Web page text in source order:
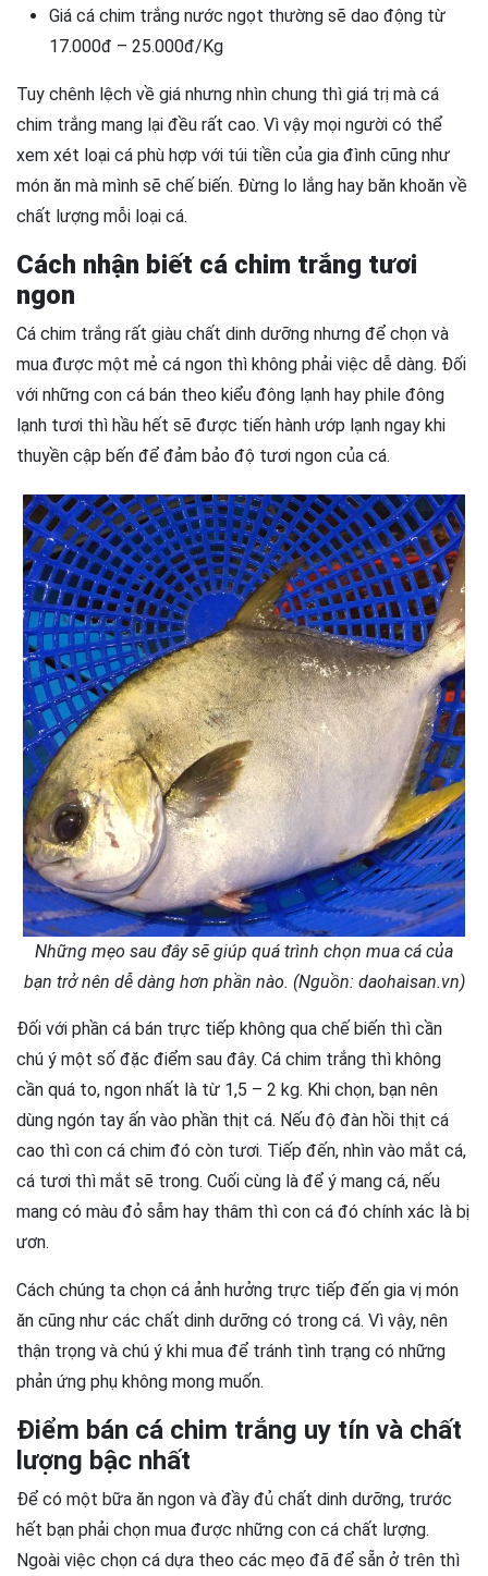
Giá cá chim trắng nước ngọt thường sẽ dao động từ
17.000đ – 25.000đ/Kg
Tuy chênh lệch về giá nhưng nhìn chung thì giá trị mà cá
chim trắng mang lại đều rất cao. Vì vậy mọi người có thể
xem xét loại cá phù hợp với túi tiền của gia đình cũng như
món ăn mà mình sẽ chế biến. Đừng lo lắng hay băn khoăn về
chất lượng mỗi loại cá.
Cách nhận biết cá chim trắng tươi
ngon
Cá chim trắng rất giàu chất dinh dưỡng nhưng để chọn và
mua được một mẻ cá ngon thì không phải việc dễ dàng. Đối
với những con cá bán theo kiểu đông lạnh hay phile đông
lạnh tươi thì hầu hết sẽ được tiến hành ướp lạnh ngay khi
thuyền cập bến để đảm bảo độ tươi ngon của cá.
Những mẹo sau đây sẽ giúp quá trình chọn mua cá của
bạn trở nên dễ dàng hơn phần nào. (Nguồn: daohaisan.vn)
Đối với phần cá bán trực tiếp không qua chế biến thì cần
chú ý một số đặc điểm sau đây. Cá chim trắng thì không
cần quá to, ngon nhất là từ 1,5 – 2 kg. Khi chọn, bạn nên
dùng ngón tay ấn vào phần thịt cá. Nếu độ đàn hồi thịt cá
cao thì con cá chim đó còn tươi. Tiếp đến, nhìn vào mắt cá,
cá tươi thì mắt sẽ trong. Cuối cùng là để ý mang cá, nếu
mang có màu đỏ sẫm hay thâm thì con cá đó chính xác là bị
ươn.
Cách chúng ta chọn cá ảnh hưởng trực tiếp đến gia vị món
ăn cũng như các chất dinh dưỡng có trong cá. Vì vậy, nên
thận trọng và chú ý khi mua để tránh tình trạng có những
phản ứng phụ không mong muốn.
Điểm bán cá chim trắng uy tín và chất
lượng bậc nhất
Để có một bữa ăn ngon và đầy đủ chất dinh dưỡng, trước
hết bạn phải chọn mua được những con cá chất lượng.
Ngoài việc chọn cá dựa theo các mẹo đã để sẵn ở trên thì